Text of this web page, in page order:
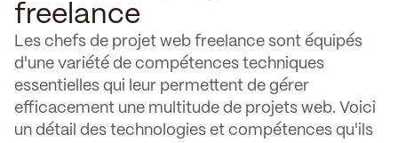
freelance
Les chefs de projet web freelance sont équipés
d'une variété de compétences techniques
essentielles qui leur permettent de gérer
efficacement une multitude de projets web. Voici
un détail des technologies et compétences qu'ils